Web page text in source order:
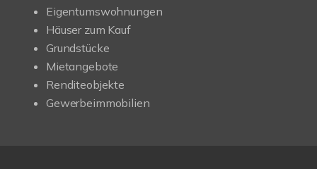
Eigentumswohnungen
Häuser zum Kauf
Grundstücke
Mietangebote
Renditeobjekte
Gewerbeimmobilien